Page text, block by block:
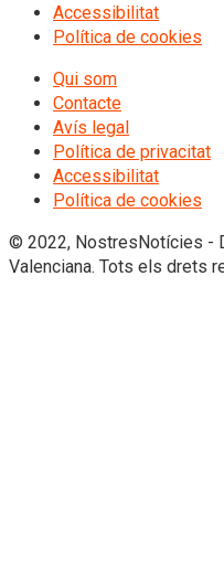
Accessibilitat
Política de cookies
Qui som
Contacte
Avís legal
Política de privacitat
Accessibilitat
Política de cookies
© 2022, NostresNotícies -
Valenciana. Tots els drets